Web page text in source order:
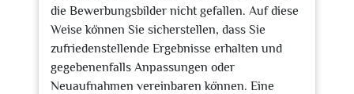
die Bewerbungsbilder nicht gefallen. Auf diese
Weise können Sie sicherstellen, dass Sie
zufriedenstellende Ergebnisse erhalten und
gegebenenfalls Anpassungen oder
Neuaufnahmen vereinbaren können. Eine